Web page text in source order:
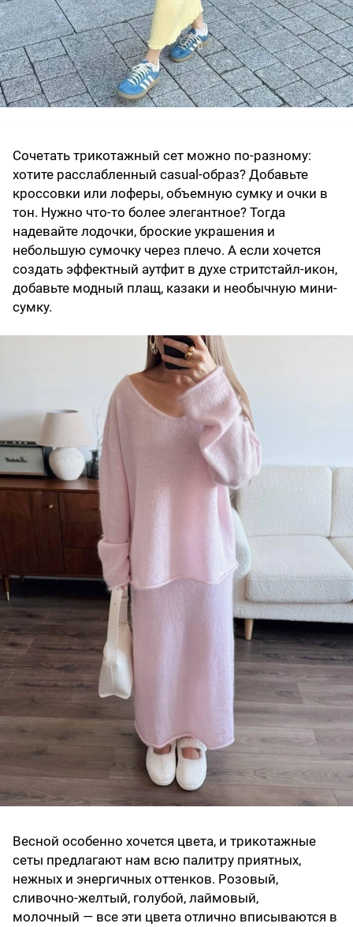
Сочетать трикотажный сет можно по-разному:
хотите расслабленный casual-образ? Добавьте
кроссовки или лоферы, объемную сумку и очки в
тон. Нужно что-то более элегантное? Тогда
надевайте лодочки, броские украшения и
небольшую сумочку через плечо. А если хочется
создать эффектный аутфит в духе стритстайл-икон,
добавьте модный плащ, казаки и необычную мини-
сумку.
Весной особенно хочется цвета, и трикотажные
сеты предлагают нам всю палитру приятных,
нежных и энергичных оттенков. Розовый,
сливочно-желтый, голубой, лаймовый,
молочный — все эти цвета отлично вписываются в